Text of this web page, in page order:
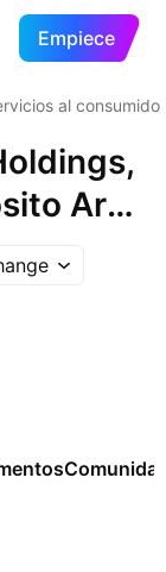
Empiece
al consumidor
Arg